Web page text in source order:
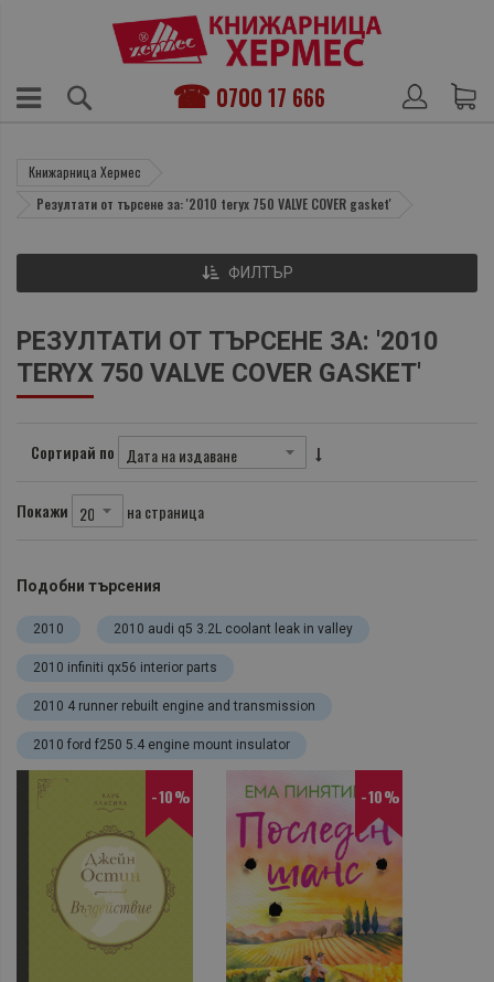
0700 17 666
Книжарница Хермес
Резултати от търсене за: '2010 teryx 750 VALVE COVER gasket'
РЕЗУЛТАТИ ОТ ТЪРСЕНЕ ЗА: '2010
TERYX 750 VALVE COVER GASKET'
Сортирай по
Покажи на страница
Подобни търсения
2010 2010 audi q5 3.2L coolant leak in valley
2010 infiniti qx56 interior parts
2010 4 runner rebuilt engine and transmission
2010 ford f250 5.4 engine mount insulator
-10% -10%
ФИЛТЪР